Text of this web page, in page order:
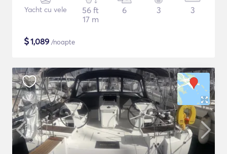
Yacht cu vele
56 ft
17 m
6 3 3
$1,089 /noapte